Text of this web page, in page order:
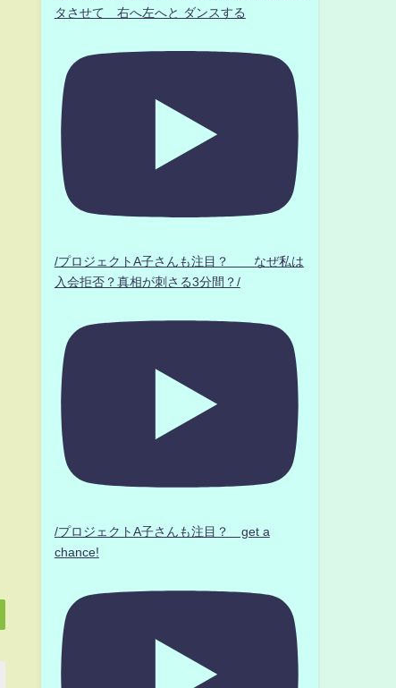
タさせて 右へ左へと ダンスする
/プロジェクトA子さんも注目？ なぜ私は
入会拒否？真相が刺さる3分間？/
/プロジェクトA子さんも注目？ get a
chance!